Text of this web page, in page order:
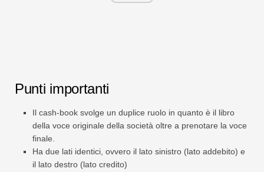
Punti importanti
Il cash-book svolge un duplice ruolo in quanto è il libro
della voce originale della società oltre a prenotare la voce
finale.
Ha due lati identici, ovvero il lato sinistro (lato addebito) e
il lato destro (lato credito)